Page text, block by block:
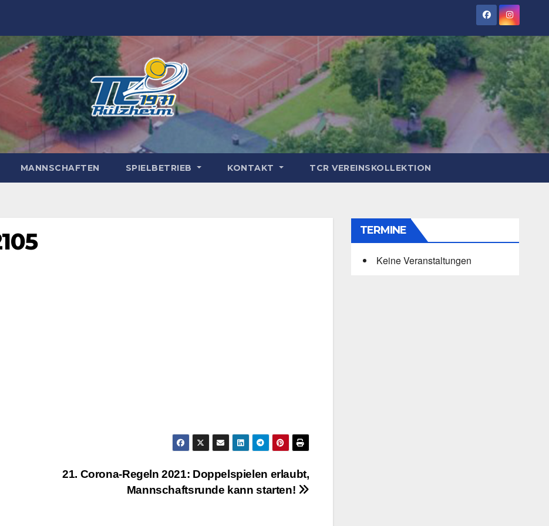
MANNSCHAFTEN SPIELBETRIEB KONTAKT TCR VEREINSKOLLEKTION
21. Corona-Regeln 2021: Doppelspielen erlaubt,
Mannschaftsrunde kann starten!
TERMINE
Keine Veranstaltungen